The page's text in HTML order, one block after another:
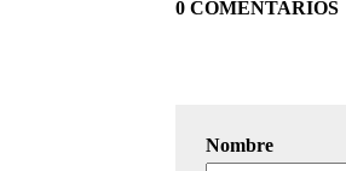
0 COMENTARIOS
Nombre